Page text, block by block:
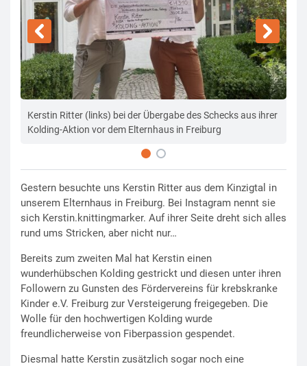
Kerstin Ritter (links) bei der Übergabe des Schecks aus ihrer
Kolding-Aktion vor dem Elternhaus in Freiburg
Gestern besuchte uns Kerstin Ritter aus dem Kinzigtal in
unserem Elternhaus in Freiburg. Bei Instagram nennt sie
sich Kerstin.knittingmarker. Auf ihrer Seite dreht sich alles
rund ums Stricken, aber nicht nur…
Bereits zum zweiten Mal hat Kerstin einen
wunderhübschen Kolding gestrickt und diesen unter ihren
Followern zu Gunsten des Fördervereins für krebskranke
Kinder e.V. Freiburg zur Versteigerung freigegeben. Die
Wolle für den hochwertigen Kolding wurde
freundlicherweise von Fiberpassion gespendet.
Diesmal hatte Kerstin zusätzlich sogar noch eine